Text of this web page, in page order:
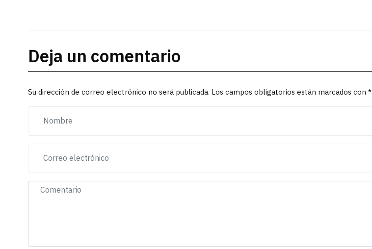
Deja un comentario
Su dirección de correo electrónico no será publicada. Los campos obligatorios están marcados con *